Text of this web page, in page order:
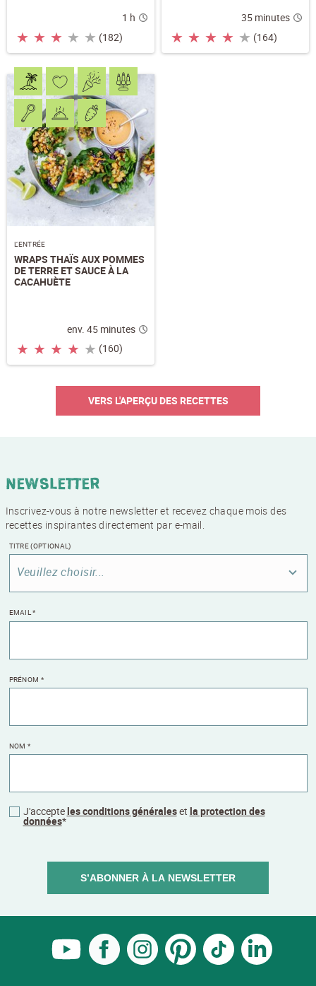
1 h
★ ★ ★ ★ ★ (182)
35 minutes
★ ★ ★ ★ ★ (164)
L’ENTRÉE
WRAPS THAÏS AUX POMMES
DE TERRE ET SAUCE À LA
CACAHUÈTE
env. 45 minutes
★ ★ ★ ★ ★ (160)
VERS L'APERÇU DES RECETTES
Newsletter
Inscrivez-vous à notre newsletter et recevez chaque mois des
recettes inspirantes directement par e-mail.
TITRE(OPTIONAL)
Veuillez choisir...
EMAIL*
PRÉNOM *
NOM *
J'accepteles conditions généraleset la protection des
données*
S’ABONNER À LA NEWSLETTER